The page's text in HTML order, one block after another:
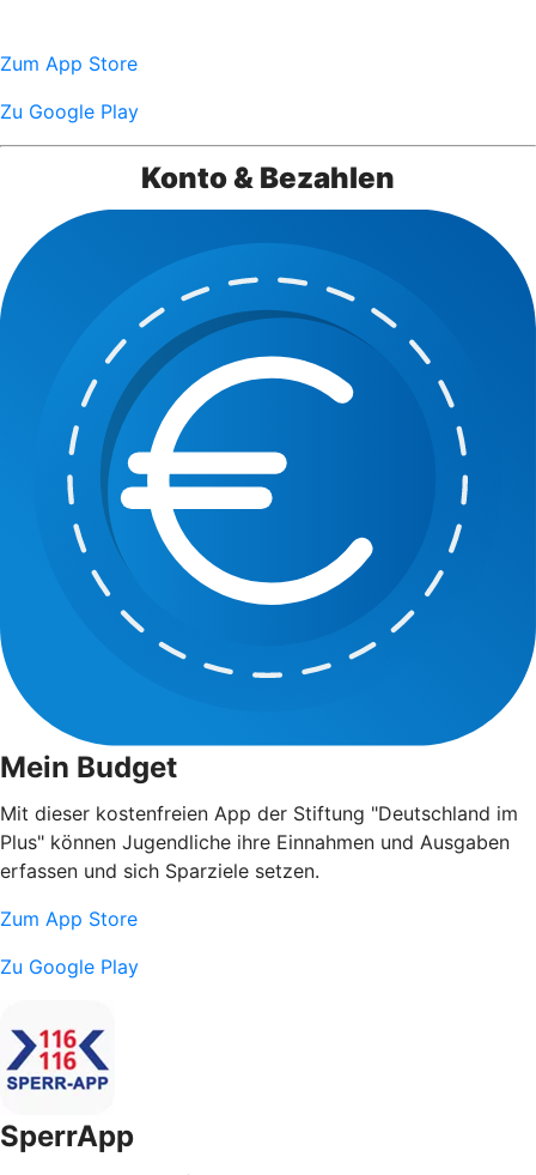
Zum App Store
Zu Google Play
Konto & Bezahlen
Mein Budget
Mit dieser kostenfreien App der Stiftung "Deutschland im
Plus" können Jugendliche ihre Einnahmen und Ausgaben
erfassen und sich Sparziele setzen.
Zum App Store
Zu Google Play
SperrApp